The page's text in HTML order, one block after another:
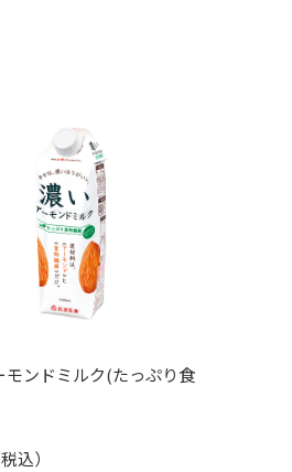
モンドミルク(たっぷり食
込）